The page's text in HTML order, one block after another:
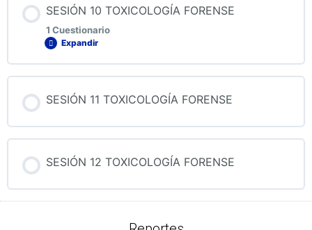
QUIZ 9 TOXICOLOGÍA FORENSE
SESIÓN 10 TOXICOLOGÍA FORENSE
1 Cuestionario
Expandir
SESIÓN 11 TOXICOLOGÍA FORENSE
SESIÓN 12 TOXICOLOGÍA FORENSE